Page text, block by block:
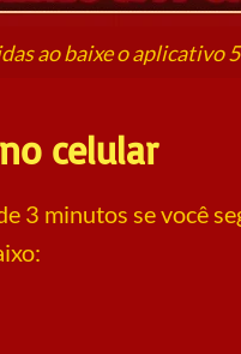
ao baixe o aplicativo
celular
3 minutos se você